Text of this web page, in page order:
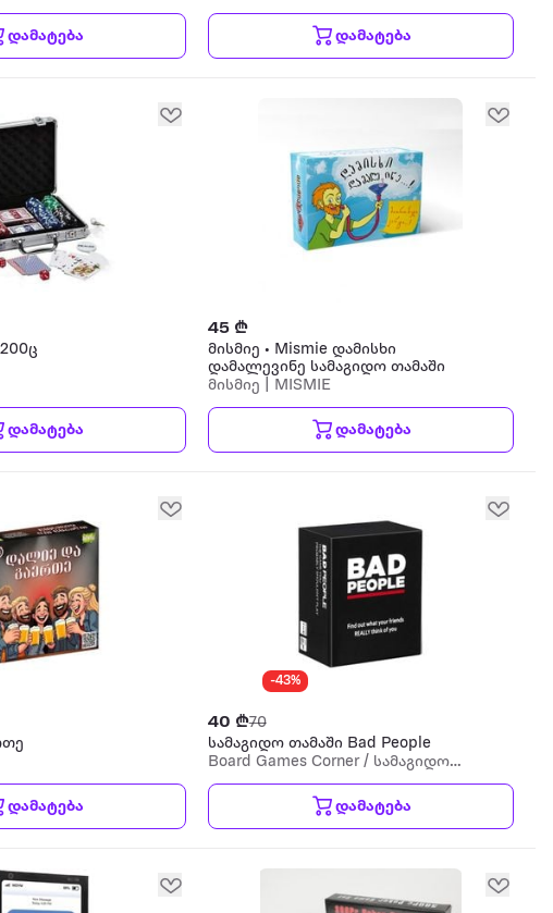
დამატება დამატება
დამატება
45 ₾
მისმიე • Mismie დამისხი
დამალევინე სამაგიდო თამაში
მისმიე | MISMIE
დამატება
დამატება
-43%
40 ₾70
სამაგიდო თამაში Bad People
Board Games Corner / სამაგიდო
თამაშების კუთხე
დამატება